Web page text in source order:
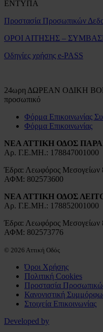
ΕΝΤΥΠΑ
Προστασία Προσωπικών
ΟΡΟΙ ΑΙΤΗΣΗΣ –
Οδηγίες χρήσης e-PASS
24ωρη ΔΩΡΕΑΝ ΟΔΙΚΗ
προσωπικό
Φόρμα Επικοινωνίας
Φόρμα Επικοινωνίας
ΝΕΑ ΑΤΤΙΚΗ ΟΔΟΣ
Αρ. Γ.Ε.ΜΗ.: 178847001000
Έδρα: Λεωφόρος Μεσογείων
ΑΦΜ: 802573600
ΝΕΑ ΑΤΤΙΚΗ ΟΔΟΣ
Αρ. Γ.Ε.ΜΗ.: 178852001000
Έδρα: Λεωφόρος Μεσογείων
ΑΦΜ: 802573776
© 2026 Αττική Οδός
Όροι Χρήσης
Πολιτική Cookies
Προστασία
Κανονιστική
Στοιχεία Επικοινωνίας
Developed by